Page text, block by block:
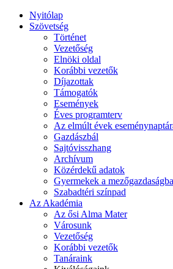
Nyitólap
Szövetség
Történet
Vezetőség
Elnöki oldal
Korábbi vezetők
Díjazottak
Támogatók
Események
Éves programterv
Az elmúlt évek
Gazdászbál
Sajtóvisszhang
Archívum
Közérdekű adatok
Gyermekek a
Szabadtéri színpad
Az Akadémia
Az ősi Alma Mater
Városunk
Vezetőség
Korábbi vezetők
Tanáraink